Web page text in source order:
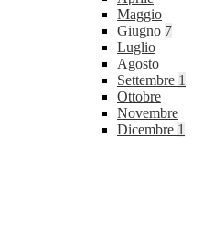
Maggio
Giugno 7
Luglio
Agosto
Settembre 1
Ottobre
Novembre
Dicembre 1